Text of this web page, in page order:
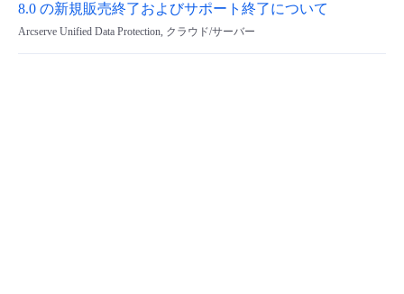
8.0 の新規販売終了およびサポート終了について
Arcserve Unified Data Protection, クラウド/サーバー